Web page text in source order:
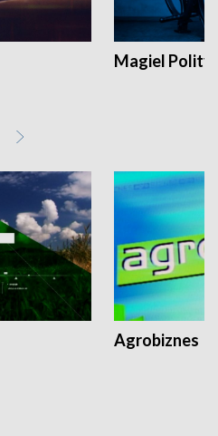
Magiel
Agrobiznes